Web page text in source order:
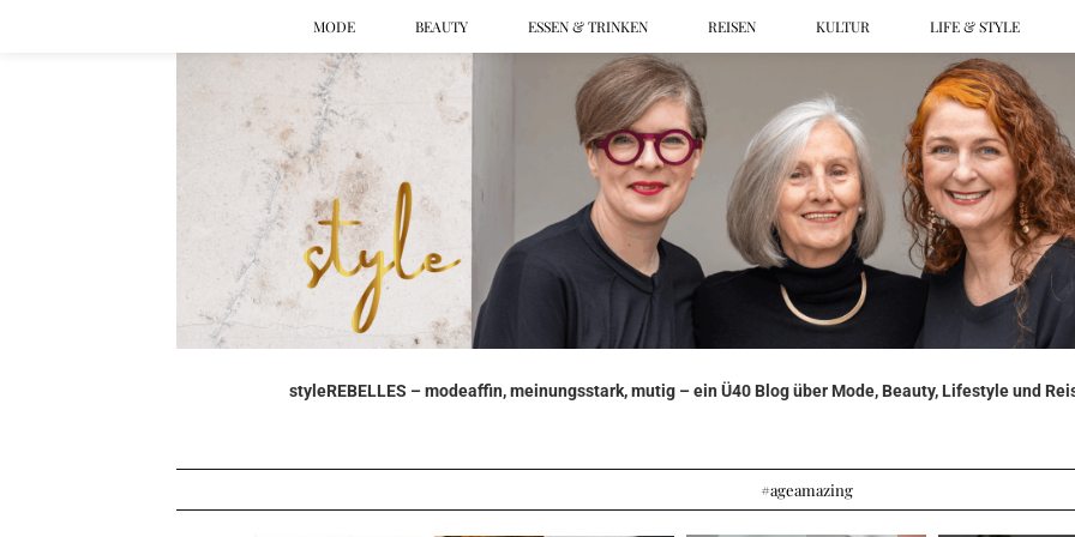
MODE BEAUTY ESSEN & TRINKEN REISEN KULTUR LIFE & STYLE
styleREBELLES – modeaffin, meinungsstark, mutig – ein Ü40 Blog über Mode, Beauty, Lifestyle und
#ageamazing